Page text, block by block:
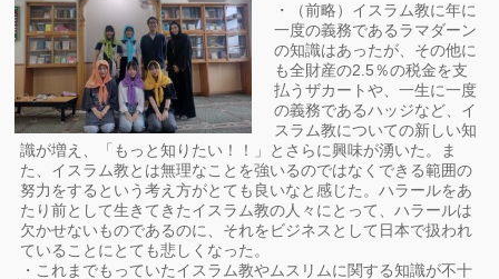
・（前略）イスラム教に年に
一度の義務であるラマダーン
の知識はあったが、その他に
も全財産の2.5％の税金を支
払うザカートや、一生に一度
の義務であるハッジなど、イ
スラム教についての新しい知
識が増え、「もっと知りたい！！」とさらに興味が湧いた。ま
た、イスラム教とは無理なことを強いるのではなくできる範囲の
努力をするという考え方がとても良いなと感じた。ハラールをあ
たり前として生きてきたイスラム教の人々にとって、ハラールは
欠かせないものであるのに、それをビジネスとして日本で扱われ
ていることにとても悲しくなった。
・これまでもっていたイスラム教やムスリムに関する知識が不十